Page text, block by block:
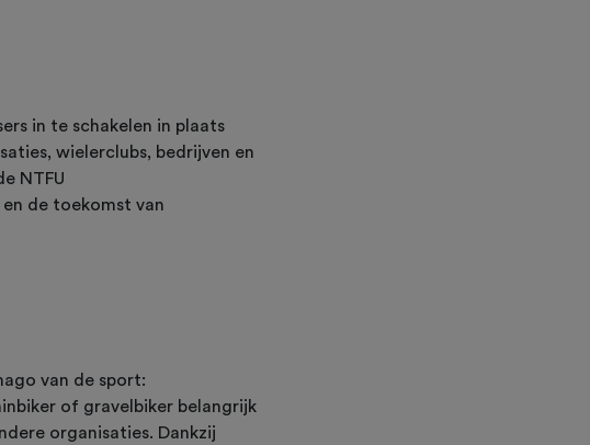
in te schakelen in plaats
wielerclubs, bedrijven en
NTFU
en de toekomst van
van de sport:
of gravelbiker belangrijk
organisaties. Dankzij